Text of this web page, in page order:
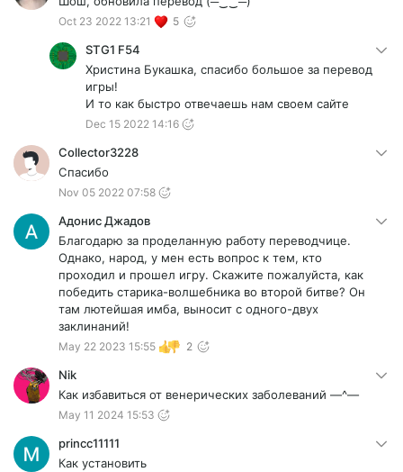
Oct 23 2022 13:21 5
STG1 F54
Христина Букашка, спасибо большое за перевод
игры!
И то как быстро отвечаешь нам своем сайте
Dec 15 2022 14:16
Collector3228
Спасибо
Nov 05 2022 07:58
Адонис Джадов
Благодарю за проделанную работу переводчице.
Однако, народ, у мен есть вопрос к тем, кто
проходил и прошел игру. Скажите пожалуйста, как
победить старика-волшебника во второй битве? Он
там лютейшая имба, выносит с одного-двух
заклинаний!
May 22 2023 15:55 2
Nik
Как избавиться от венерических заболеваний —^—
May 11 2024 15:53
princc11111
Как установить